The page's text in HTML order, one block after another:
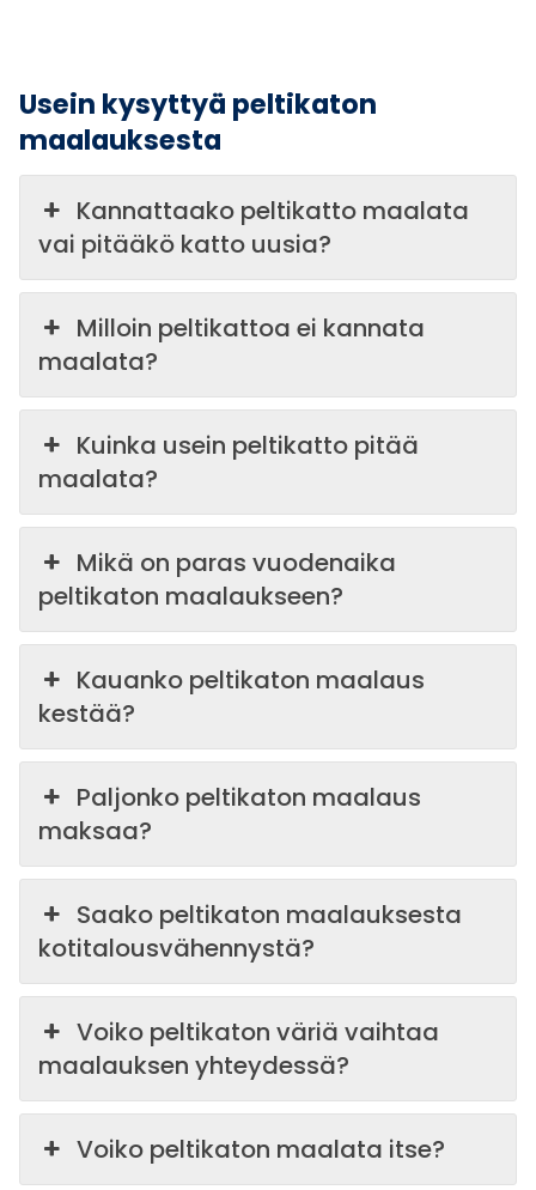
Usein kysyttyä peltikaton
maalauksesta
Kannattaako peltikatto maalata
vai pitääkö katto uusia?
Milloin peltikattoa ei kannata
maalata?
Kuinka usein peltikatto pitää
maalata?
Mikä on paras vuodenaika
peltikaton maalaukseen?
Kauanko peltikaton maalaus
kestää?
Paljonko peltikaton maalaus
maksaa?
Saako peltikaton maalauksesta
kotitalousvähennystä?
Voiko peltikaton väriä vaihtaa
maalauksen yhteydessä?
Voiko peltikaton maalata itse?